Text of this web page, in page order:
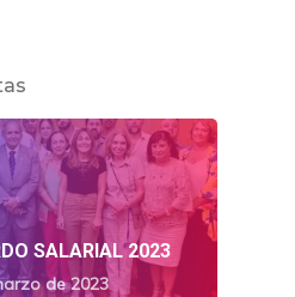
SALARIAL 2023
de 2023